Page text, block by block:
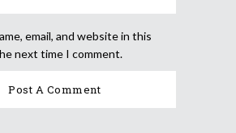
email, and website in this
next time I comment.